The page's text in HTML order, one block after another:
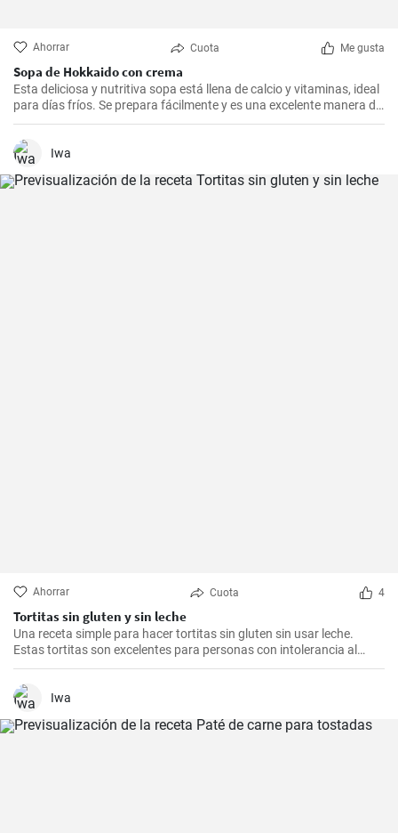
Ahorrar Cuota Me gusta
Sopa de Hokkaido con crema
Esta deliciosa y nutritiva sopa está llena de calcio y vitaminas, ideal
para días fríos. Se prepara fácilmente y es una excelente manera de
incluir más vegetales en su dieta.
Iwa
Ahorrar Cuota 4
Tortitas sin gluten y sin leche
Una receta simple para hacer tortitas sin gluten sin usar leche.
Estas tortitas son excelentes para personas con intolerancia al
gluten o la lactosa.
Iwa